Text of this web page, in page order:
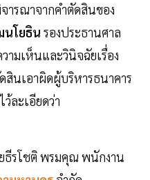
ารณาจากคำตัดสินของ
นโยธิน รองประธานศาล
ามเห็นและวินิจฉัยเรื่อง
สินเอาผิดผู้บริหารธนาคาร
ละเอียดว่า
ธีรโชติ พรมคุณ พนักงาน